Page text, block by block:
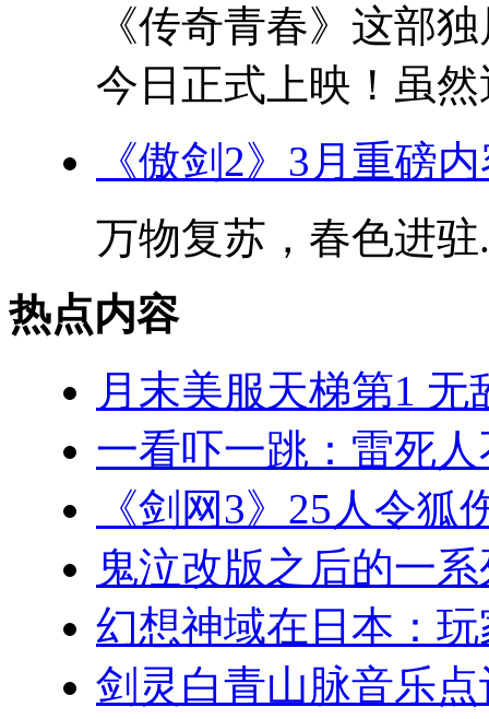
《传奇青春》这部
今日正式上映！虽
《傲剑2》3月重磅
万物复苏，春色进驻
热点内容
月末美服天梯第1 无
一看吓一跳：雷死
《剑网3》25人令狐
鬼泣改版之后的一
幻想神域在日本：
剑灵白青山脉音乐